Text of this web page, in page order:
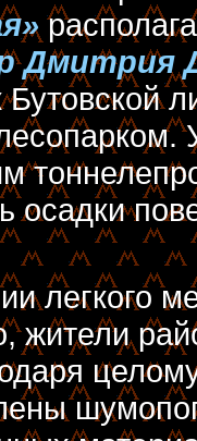
Дмитрия
осадки
легкого
жители